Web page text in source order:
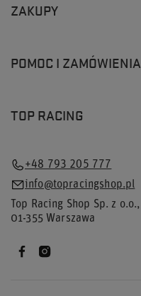
ZAKUPY
POMOC I ZAMÓWIENIA
TOP RACING
+48 793 205 777
info@topracingshop.pl
Top Racing Shop Sp. z o.o.,
01-355Warszawa